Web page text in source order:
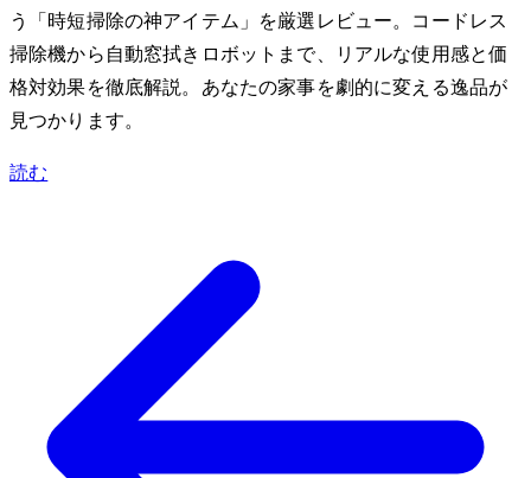
う「時短掃除の神アイテム」を厳選レビュー。コードレス
掃除機から自動窓拭きロボットまで、リアルな使用感と価
格対効果を徹底解説。あなたの家事を劇的に変える逸品が
見つかります。
読む